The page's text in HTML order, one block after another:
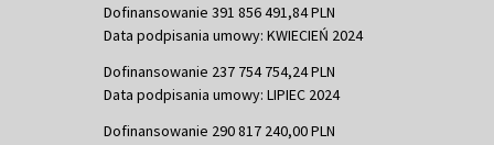
Dofinansowanie 391 856 491,84 PLN
Data podpisania umowy: KWIECIEŃ 2024
Dofinansowanie 237 754 754,24 PLN
Data podpisania umowy: LIPIEC 2024
Dofinansowanie 290 817 240,00 PLN